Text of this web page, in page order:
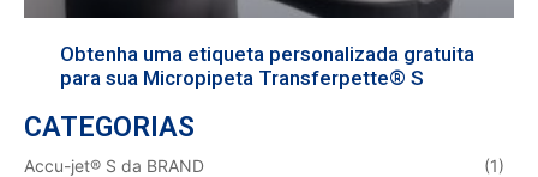
Obtenha uma etiqueta personalizada gratuita
para sua Micropipeta Transferpette® S
CATEGORIAS
Accu-jet® S da BRAND (1)